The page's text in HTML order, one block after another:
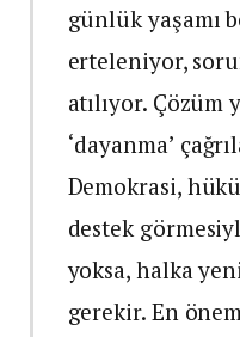
günlük yaşamı
erteleniyor,
atılıyor.
‘dayanma’
Demokrasi,
destek
yoksa, halka
gerekir. En